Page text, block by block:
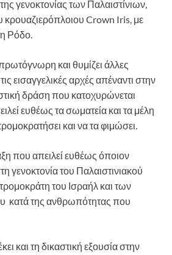
γενοκτονίας των Παλαιστίνιων,
κρουαζιερόπλοιου Crown Iris, με
Ρόδο.
και θυμίζει άλλες
εισαγγελικές αρχές απέναντι στην
δράση που κατοχυρώνεται
ευθέως τα σωματεία και τα μέλη
και να τα φιμώσει.
που απειλεί ευθέως όποιον
γενοκτονία του Παλαιστινιακού
του Ισραήλ και των
κατά της ανθρωπότητας που
και τη δικαστική εξουσία στην